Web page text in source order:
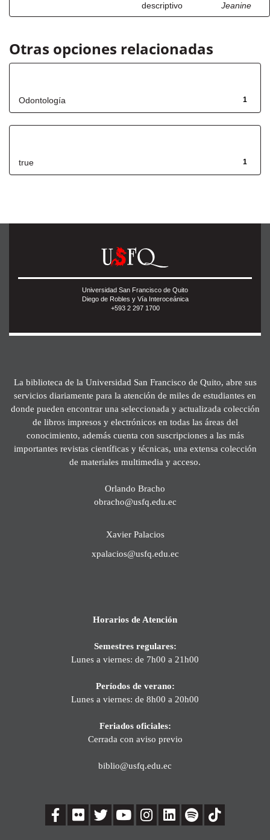
descriptivo
Jeanine
Otras opciones relacionadas
1
Odontología
1
true
Universidad San Francisco de Quito
Diego de Robles y Vía Interoceánica
+593 2 297 1700
La biblioteca de la Universidad San Francisco de Quito, abre sus
servicios diariamente para la atención de miles de estudiantes en
donde pueden encontrar una seleccionada y actualizada colección
de libros impresos y electrónicos en todas las áreas del
conocimiento, además cuenta con suscripciones a las más
importantes revistas científicas y técnicas, una extensa colección
de materiales multimedia y acceso.
Orlando Bracho
obracho@usfq.edu.ec
Xavier Palacios
xpalacios@usfq.edu.ec
Horarios de Atención
Semestres regulares:
Lunes a viernes: de 7h00 a 21h00
Períodos de verano:
Lunes a viernes: de 8h00 a 20h00
Feriados oficiales:
Cerrada con aviso previo
biblio@usfq.edu.ec